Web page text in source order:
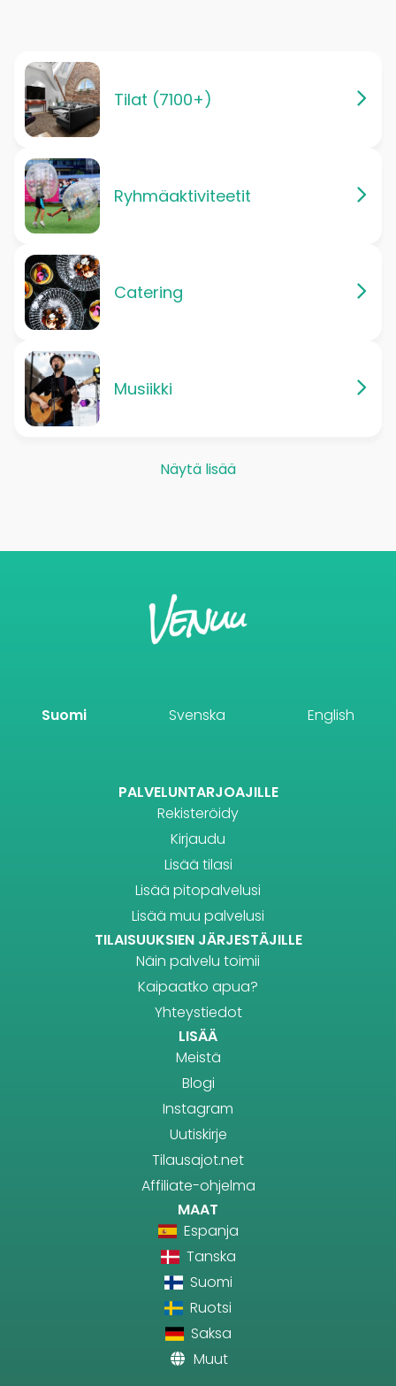
Tilat (7100+)
Ryhmäaktiviteetit
Catering
Musiikki
Näytä lisää
Suomi Svenska English
PALVELUNTARJOAJILLE
Rekisteröidy
Kirjaudu
Lisää tilasi
Lisää pitopalvelusi
Lisää muu palvelusi
TILAISUUKSIEN JÄRJESTÄJILLE
Näin palvelu toimii
Kaipaatko apua?
Yhteystiedot
LISÄÄ
Meistä
Blogi
Instagram
Uutiskirje
Tilausajot.net
Affiliate-ohjelma
MAAT
Espanja
Tanska
Suomi
Ruotsi
Saksa
Muut